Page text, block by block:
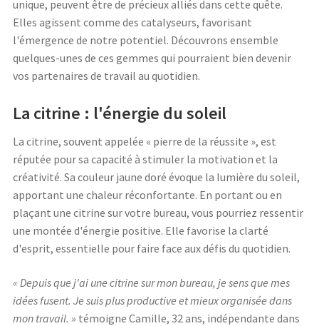
unique, peuvent être de précieux alliés dans cette quête.
Elles agissent comme des catalyseurs, favorisant
l'émergence de notre potentiel. Découvrons ensemble
quelques-unes de ces gemmes qui pourraient bien devenir
vos partenaires de travail au quotidien.
La citrine : l'énergie du soleil
La citrine, souvent appelée « pierre de la réussite », est
réputée pour sa capacité à stimuler la motivation et la
créativité. Sa couleur jaune doré évoque la lumière du soleil,
apportant une chaleur réconfortante. En portant ou en
plaçant une citrine sur votre bureau, vous pourriez ressentir
une montée d'énergie positive. Elle favorise la clarté
d'esprit, essentielle pour faire face aux défis du quotidien.
« Depuis que j'ai une citrine sur mon bureau, je sens que mes
idées fusent. Je suis plus productive et mieux organisée dans
mon travail. » témoigne Camille, 32 ans, indépendante dans